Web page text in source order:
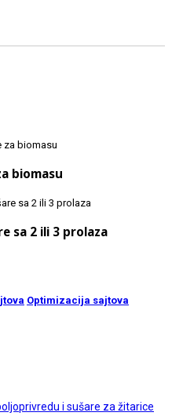
biomasu
sa 2 ili 3 prolaza
Optimizacija sajtova
i sušare za žitarice